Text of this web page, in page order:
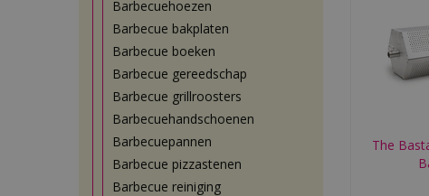
The
Barbecuehoezen
Barbecue bakplaten
Barbecue boeken
Barbecue gereedschap
Barbecue grillroosters
Barbecuehandschoenen
Barbecuepannen
Barbecue pizzastenen
Barbecue reiniging